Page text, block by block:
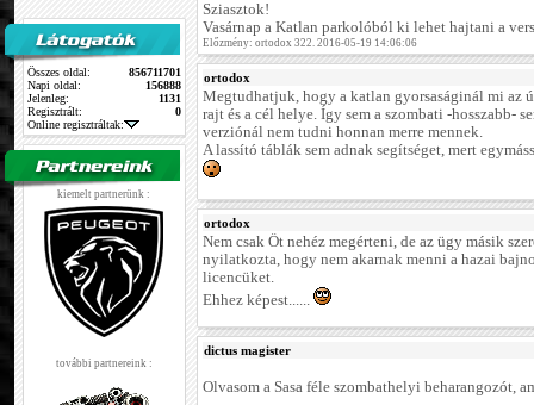
Összes oldal:
856711701
Napi oldal:
156888
Jelenleg:
1131
Regisztrált:
0
Online regisztráltak:
kiemelt partnerünk :
további partnereink :
Sziasztok!
Vasárnap a Katlan parkolóból ki lehet hajtani a
Előzmény: ortodox 322. 2016-05-19 14:06:06
ortodox
Megtudhatjuk, hogy a katlan gyorsaságinál mi az
rajt és a cél helye. Így sem a szombati -hosszabb-
verziónál nem tudni honnan merre mennek.
A lassító táblák sem adnak segítséget, mert
ortodox
Nem csak Őt nehéz megérteni, de az ügy másik
nyilatkozta, hogy nem akarnak menni a hazai
licencüket.
Ehhez képest......
dictus magister
Olvasom a Sasa féle szombathelyi beharangozót,